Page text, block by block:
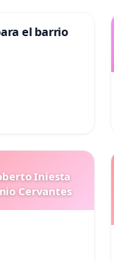
el barrio
Iniesta
Cervantes